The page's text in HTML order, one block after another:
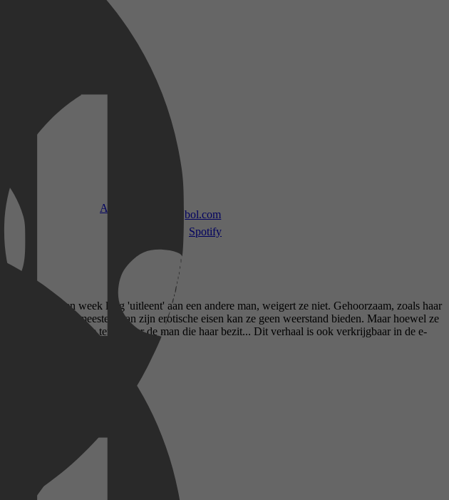
Apple TV
bol.com
Spotify
hij haar een week lang 'uitleent' aan een andere man, weigert ze niet. Gehoorzaam, zoals haar
- net als haar meester. Aan zijn erotische eisen kan ze geen weerstand bieden. Maar hoewel ze
deze week moet ze terug naar de man die haar bezit... Dit verhaal is ook verkrijgbaar in de e-